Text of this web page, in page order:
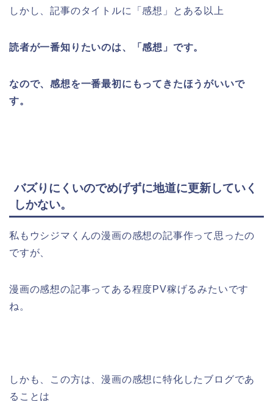
しかし、記事のタイトルに「感想」とある以上
読者が一番知りたいのは、「感想」です。
なので、感想を一番最初にもってきたほうがいいで
す。
バズりにくいのでめげずに地道に更新していく
しかない。
私もウシジマくんの漫画の感想の記事作って思ったの
ですが、
漫画の感想の記事ってある程度PV稼げるみたいです
ね。
しかも、この方は、漫画の感想に特化したブログであ
ることは